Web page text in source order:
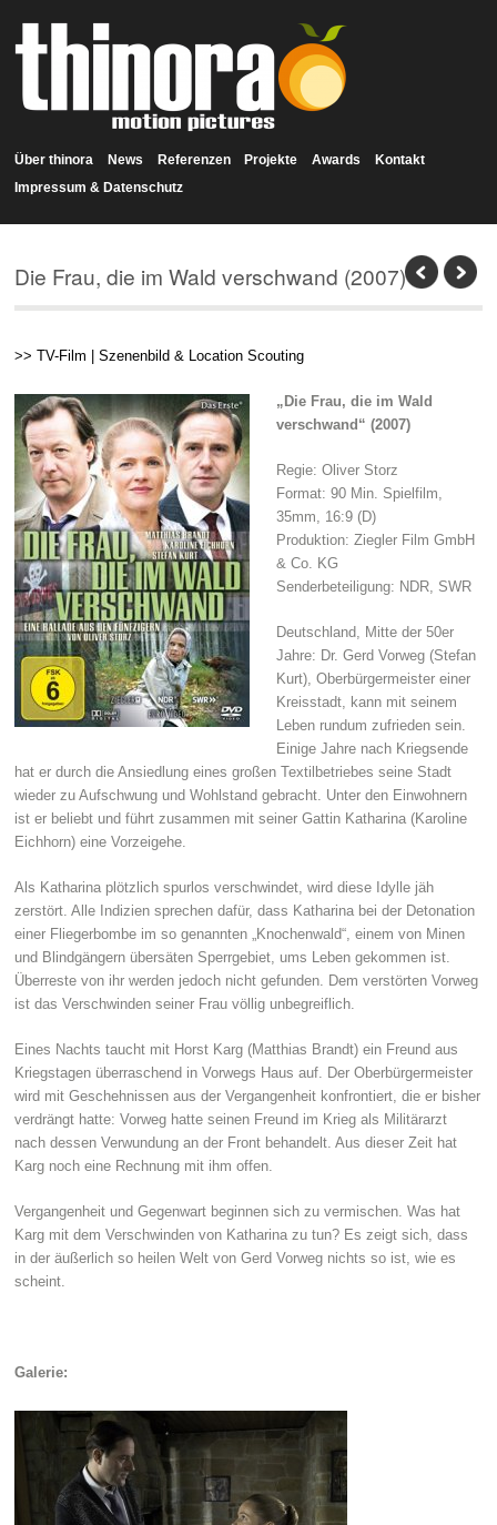
Über thinora News Referenzen Projekte Awards
Kontakt
Impressum & Datenschutz
Die Frau, die im Wald verschwand (2007)
>> TV-Film | Szenenbild & Location Scouting
„Die Frau, die im Wald
verschwand“ (2007)
Regie: Oliver Storz
Format: 90 Min. Spielfilm,
35mm, 16:9 (D)
Produktion: Ziegler Film GmbH
& Co. KG
Senderbeteiligung: NDR, SWR
Deutschland, Mitte der 50er
Jahre: Dr. Gerd Vorweg (Stefan
Kurt), Oberbürgermeister einer
Kreisstadt, kann mit seinem
Leben rundum zufrieden sein.
Einige Jahre nach Kriegsende
hat er durch die Ansiedlung eines großen Textilbetriebes seine Stadt
wieder zu Aufschwung und Wohlstand gebracht. Unter den Einwohnern
ist er beliebt und führt zusammen mit seiner Gattin Katharina (Karoline
Eichhorn) eine Vorzeigehe.
Als Katharina plötzlich spurlos verschwindet, wird diese Idylle jäh
zerstört. Alle Indizien sprechen dafür, dass Katharina bei der Detonation
einer Fliegerbombe im so genannten „Knochenwald“, einem von Minen
und Blindgängern übersäten Sperrgebiet, ums Leben gekommen ist.
Überreste von ihr werden jedoch nicht gefunden. Dem verstörten Vorweg
ist das Verschwinden seiner Frau völlig unbegreiflich.
Eines Nachts taucht mit Horst Karg (Matthias Brandt) ein Freund aus
Kriegstagen überraschend in Vorwegs Haus auf. Der Oberbürgermeister
wird mit Geschehnissen aus der Vergangenheit konfrontiert, die er bisher
verdrängt hatte: Vorweg hatte seinen Freund im Krieg als Militärarzt
nach dessen Verwundung an der Front behandelt. Aus dieser Zeit hat
Karg noch eine Rechnung mit ihm offen.
Vergangenheit und Gegenwart beginnen sich zu vermischen. Was hat
Karg mit dem Verschwinden von Katharina zu tun? Es zeigt sich, dass
in der äußerlich so heilen Welt von Gerd Vorweg nichts so ist, wie es
scheint.
Galerie: